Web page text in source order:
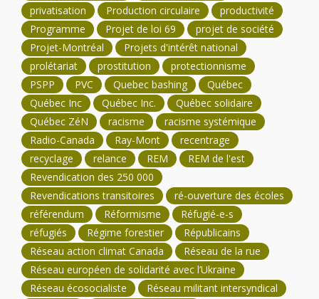
privatisation
Production circulaire
productivité
Programme
Projet de loi 69
projet de société
Projet-Montréal
Projets d'intérêt national
prolétariat
prostitution
protectionnisme
PSPP
PVC Quebec bashing
Québec
Québec Inc
Québec Inc.
Québec solidaire
Québec ZéN
racisme
racisme systémique
Radio-Canada
Ray-Mont
recentrage
recyclage
relance REM
REM de l'est
Revendication des 250 000
Revendications transitoires
ré-ouverture des écoles
référendum
Réformisme
Réfugié-e-s
réfugiés
Régime forestier
Républicains
Réseau action climat Canada
Réseau de la rue
Réseau européen de solidarité avec l’Ukraine
Réseau écosocialiste
Réseau militant intersyndical